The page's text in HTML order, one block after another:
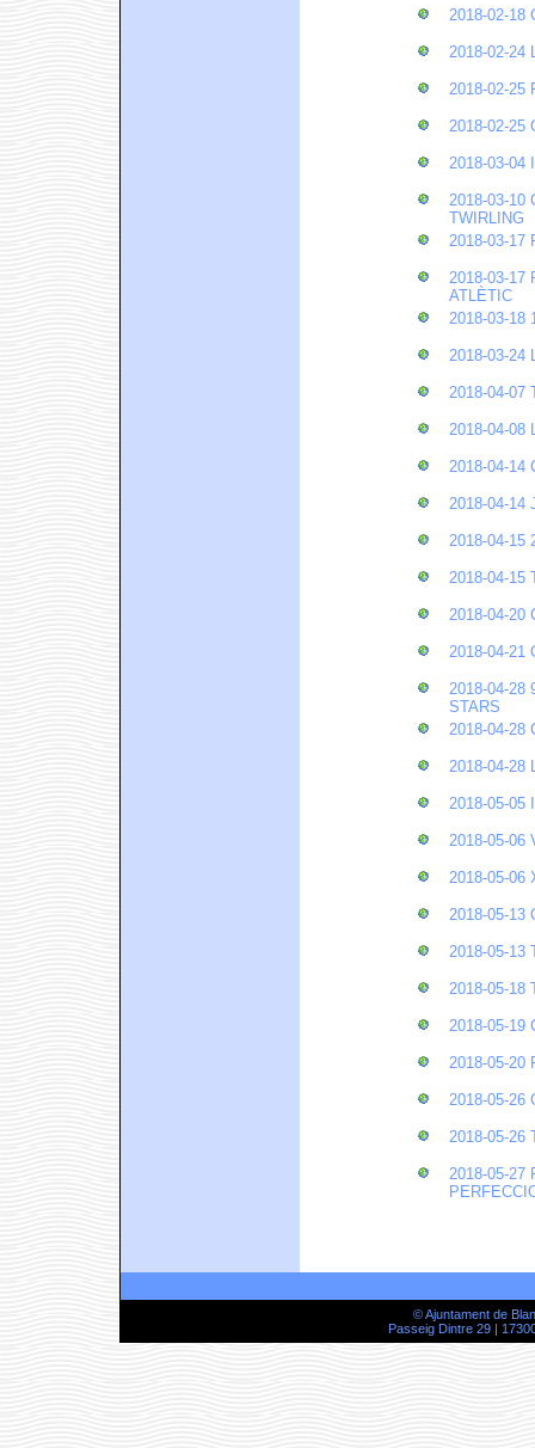
2018-02-18
2018-02-24
2018-02-25
2018-02-25
2018-03-04
2018-03-10
TWIRLING
2018-03-17
2018-03-17
ATLÈTIC
2018-03-18
2018-03-24
2018-04-07
2018-04-08
2018-04-14
2018-04-14
2018-04-15
2018-04-15
2018-04-20
2018-04-21
2018-04-28
STARS
2018-04-28
2018-04-28
2018-05-05
2018-05-06
2018-05-06
2018-05-13
2018-05-13
2018-05-18
2018-05-19
2018-05-20
2018-05-26
2018-05-26
2018-05-27
© Ajuntament de
Passeig Dintre 29 |